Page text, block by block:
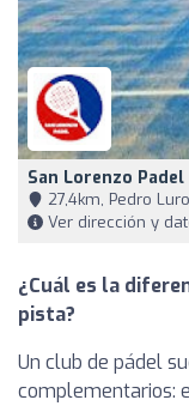
San Lorenzo Padel
27,4km, Pedro Luro
Ver dirección y
¿Cuál es la
pista?
Un club de pádel
complementarios: